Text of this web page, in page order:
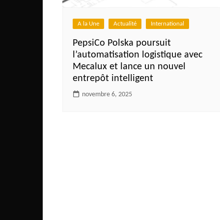
Djibouti
Egypte
Ethiopie
A la Une Actualité International
PepsiCo Polska poursuit
l’automatisation logistique avec
Mecalux et lance un nouvel
entrepôt intelligent
novembre 6, 2025